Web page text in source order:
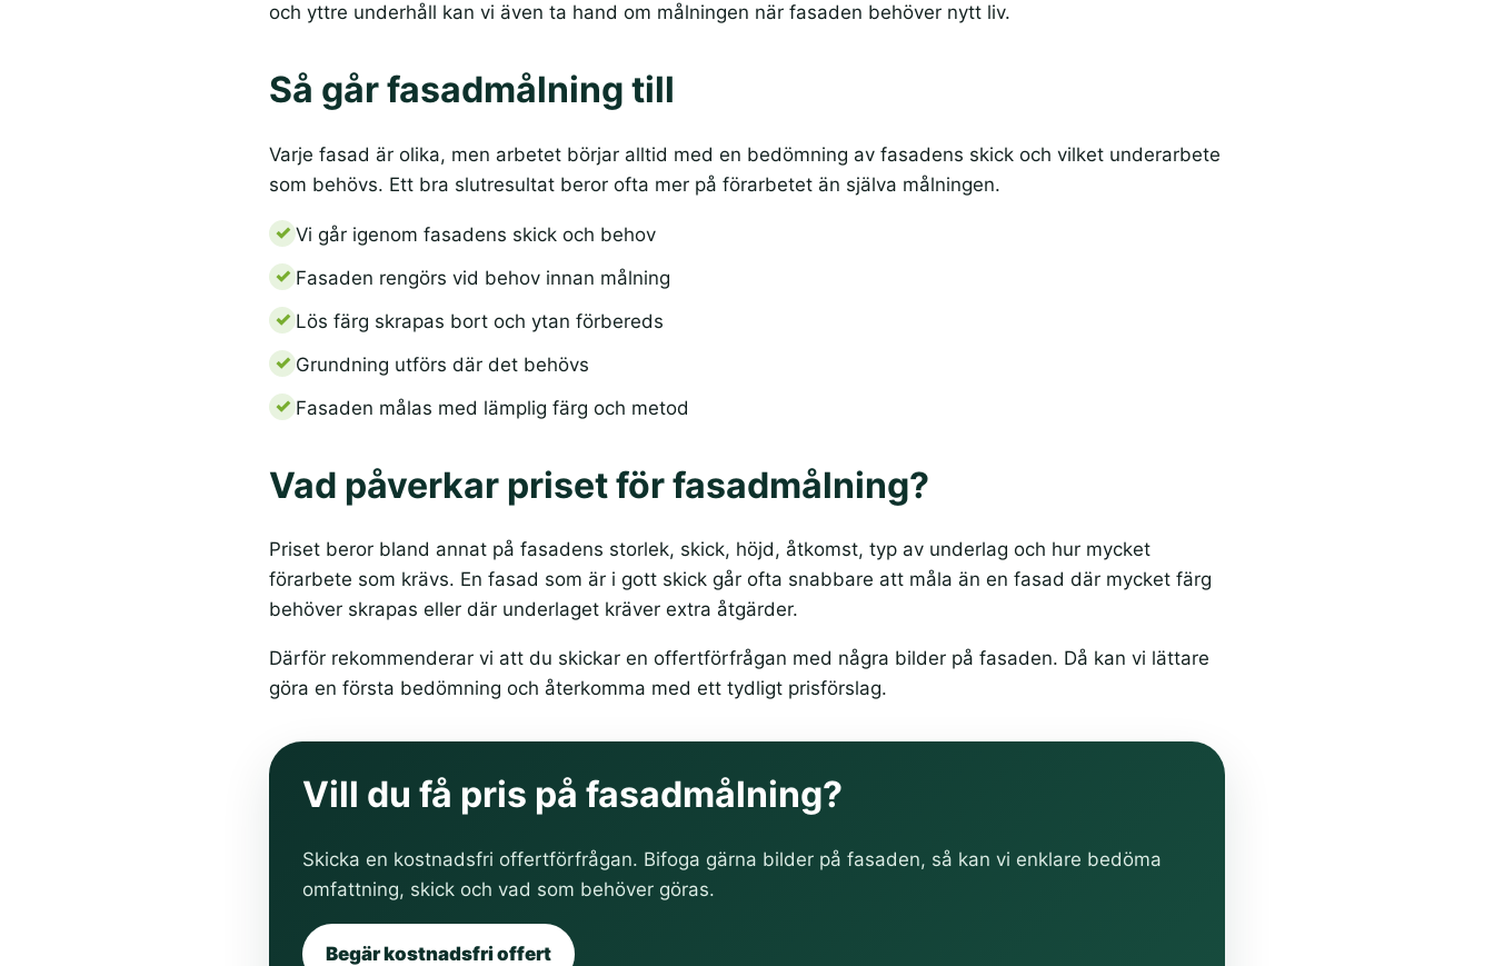
och yttre underhåll kan vi även ta hand om målningen när fasaden behöver nytt liv.
Så går fasadmålning till
Varje fasad är olika, men arbetet börjar alltid med en bedömning av fasadens skick och vilket underarbete
som behövs. Ett bra slutresultat beror ofta mer på förarbetet än själva målningen.
Vi går igenom fasadens skick och behov
Fasaden rengörs vid behov innan målning
Lös färg skrapas bort och ytan förbereds
Grundning utförs där det behövs
Fasaden målas med lämplig färg och metod
Vad påverkar priset för fasadmålning?
Priset beror bland annat på fasadens storlek, skick, höjd, åtkomst, typ av underlag och hur mycket
förarbete som krävs. En fasad som är i gott skick går ofta snabbare att måla än en fasad där mycket färg
behöver skrapas eller där underlaget kräver extra åtgärder.
Därför rekommenderar vi att du skickar en offertförfrågan med några bilder på fasaden. Då kan vi lättare
göra en första bedömning och återkomma med ett tydligt prisförslag.
Vill du få pris på fasadmålning?
Skicka en kostnadsfri offertförfrågan. Bifoga gärna bilder på fasaden, så kan vi enklare bedöma
omfattning, skick och vad som behöver göras.
Begär kostnadsfri offert